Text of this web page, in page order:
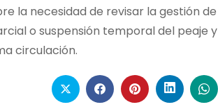
la necesidad de revisar la gestión
o suspensión temporal del peaje
circulación.